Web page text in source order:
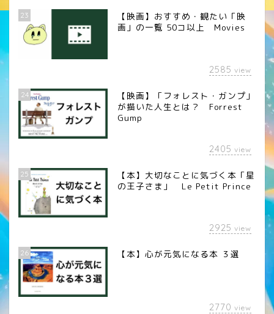
23
【映画】おすすめ・観たい「映
画」の一覧 50コ以上 Movies
2585 view
24
【映画】「フォレスト・ガンプ」
が描いた人生とは？ Forrest
Gump
2405 view
25
【本】大切なことに気づく本「星
の王子さま」 Le Petit Prince
2925 view
26 【本】心が元気になる本 ３選
2770 view